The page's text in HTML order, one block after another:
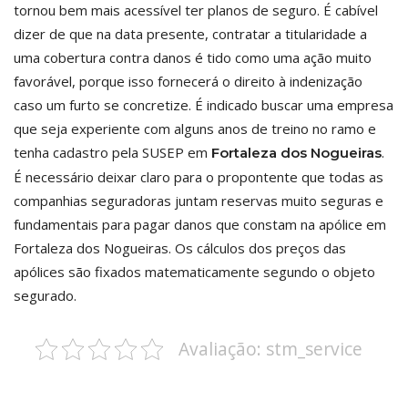
tornou bem mais acessível ter planos de seguro. É cabível
dizer de que na data presente, contratar a titularidade a
uma cobertura contra danos é tido como uma ação muito
favorável, porque isso fornecerá o direito à indenização
caso um furto se concretize. É indicado buscar uma empresa
que seja experiente com alguns anos de treino no ramo e
tenha cadastro pela SUSEP em Fortaleza dos Nogueiras.
É necessário deixar claro para o propontente que todas as
companhias seguradoras juntam reservas muito seguras e
fundamentais para pagar danos que constam na apólice em
Fortaleza dos Nogueiras. Os cálculos dos preços das
apólices são fixados matematicamente segundo o objeto
segurado.
Avaliação: stm_service